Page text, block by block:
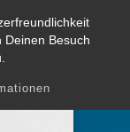
Deinen Besuch